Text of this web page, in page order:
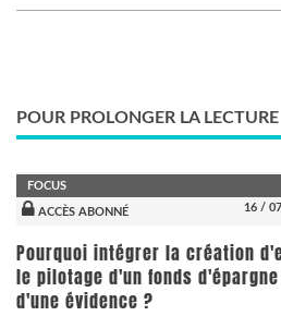
POUR PROLONGER LA LECTURE
FOCUS
ACCÈS ABONNÉ 16 /
Pourquoi intégrer la création
le pilotage d'un fonds
d'une évidence ?